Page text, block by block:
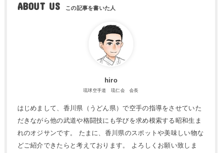
ABOUT US
hiro
琉球空手道 琉仁会 会長
はじめまして、香川県（うどん県）で空手の指導をさせていた
だきながら他の武道や格闘技にも学びを求め模索する昭和生ま
れのオジサンです。 たまに、香川県のスポットや美味しい物な
どご紹介できたらと考えております。 よろしくお願い致しま